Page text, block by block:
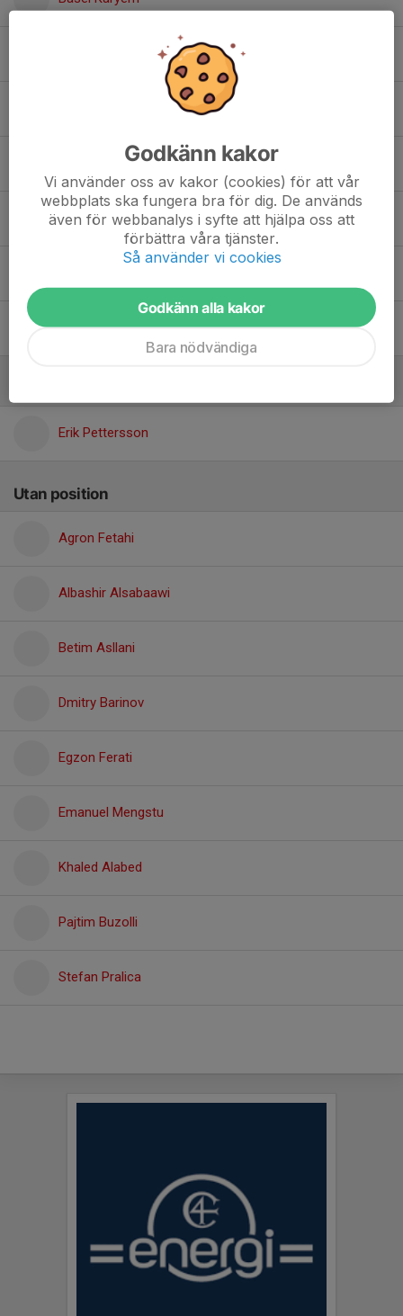
10. Blerdi Behrami
Lorent Zhegrova
Wilmer Karlsson
Erik Pettersson
Utan position
Agron Fetahi
Albashir Alsabaawi
Betim Asllani
Dmitry Barinov
Egzon Ferati
Emanuel Mengstu
Khaled Alabed
Pajtim Buzolli
Stefan Pralica
Godkänn kakor
Vi använder oss av kakor (cookies) för att vår
webbplats ska fungera bra för dig. De används
även för webbanalys i syfte att hjälpa oss att
förbättra våra tjänster.
Så använder vi cookies
Godkänn alla kakor
Bara nödvändiga